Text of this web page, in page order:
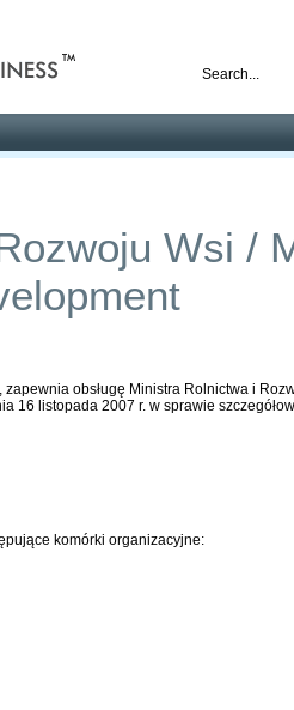
Wsi /
obsługę Ministra Rolnictwa i
16 listopada 2007 r. w sprawie
komórki organizacyjne: